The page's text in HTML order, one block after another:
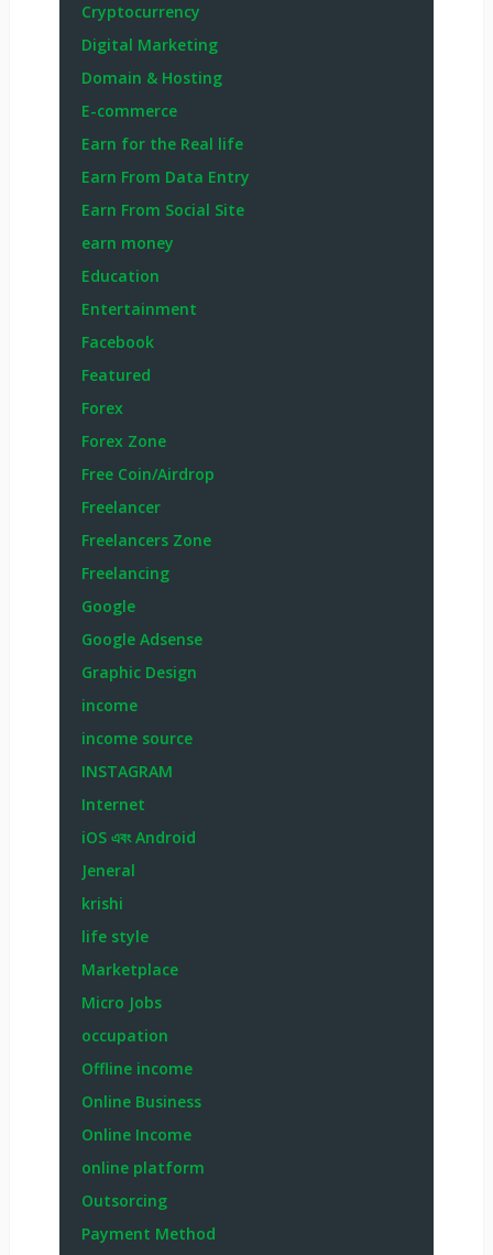
Cryptocurrency
Digital Marketing
Domain & Hosting
E-commerce
Earn for the Real life
Earn From Data Entry
Earn From Social Site
earn money
Education
Entertainment
Facebook
Featured
Forex
Forex Zone
Free Coin/Airdrop
Freelancer
Freelancers Zone
Freelancing
Google
Google Adsense
Graphic Design
income
income source
INSTAGRAM
Internet
iOS এবং Android
Jeneral
krishi
life style
Marketplace
Micro Jobs
occupation
Offline income
Online Business
Online Income
online platform
Outsorcing
Payment Method